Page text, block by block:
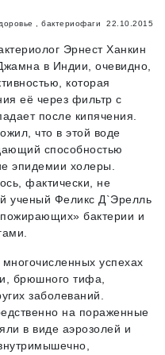
бактериофаги 22.10.2015
Эрнест Ханкин
в Индии, очевидно,
которая
её через фильтр с
после кипячения.
что в этой воде
способностью
эпидемии холеры.
фактически, не
ученый Феликс Д`Эрелль
бактерии и
успехах
брюшного тифа,
заболеваний.
на пораженные
в виде аэрозолей и